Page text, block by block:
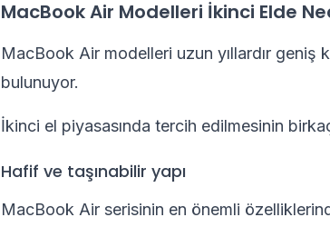
MacBook Air Modelleri İkinci Elde
MacBook Air modelleri uzun yıllardır geniş
bulunuyor.
İkinci el piyasasında tercih edilmesinin
Hafif ve taşınabilir yapı
MacBook Air serisinin en önemli